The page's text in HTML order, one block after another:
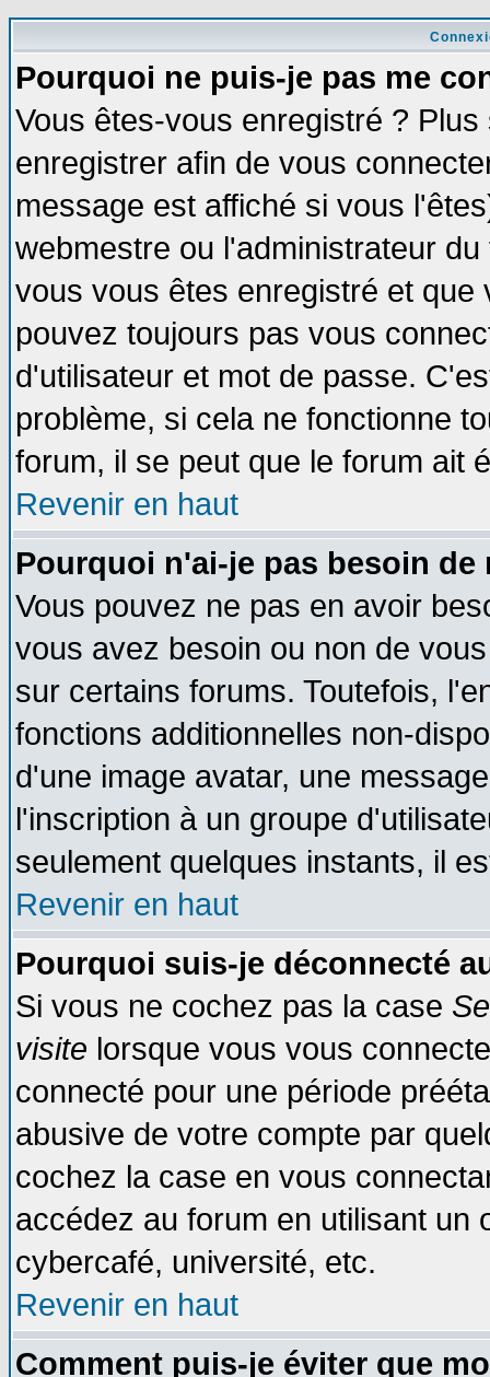
Pourquoi ne puis-je pas me
Vous êtes-vous enregistré ?
enregistrer afin de vous
message est affiché si vous
webmestre ou l'administrateur
vous vous êtes enregistré et
pouvez toujours pas vous
d'utilisateur et mot de passe.
problème, si cela ne fonctionne
forum, il se peut que le forum ait
Revenir en haut
Pourquoi n'ai-je pas besoin de
Vous pouvez ne pas en avoir
vous avez besoin ou non de
sur certains forums. Toutefois,
fonctions additionnelles non-
d'une image avatar, une
l'inscription à un groupe
seulement quelques instants, il
Revenir en haut
Pourquoi suis-je déconnecté
Si vous ne cochez pas la case
visite lorsque vous vous
connecté pour une période
abusive de votre compte par
cochez la case en vous
accédez au forum en utilisant un
cybercafé, université, etc.
Revenir en haut
Comment puis-je éviter que